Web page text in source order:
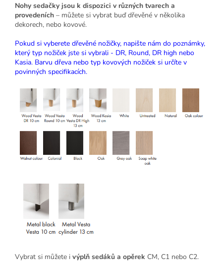
Nohy sedačky jsou k dispozici v různých tvarech a
provedeních – můžete si vybrat buď dřevěné v několika
dekorech, nebo kovové.
Pokud si vyberete dřevěné nožičky, napište nám do poznámky,
který typ nožiček jste si vybrali - DR, Round, DR high nebo
Kasia. Barvu dřeva nebo typ kovových nožiček si určíte v
povinných specifikacích.
Vybrat si můžete i výplň sedáků a opěrek CM, C1 nebo C2.